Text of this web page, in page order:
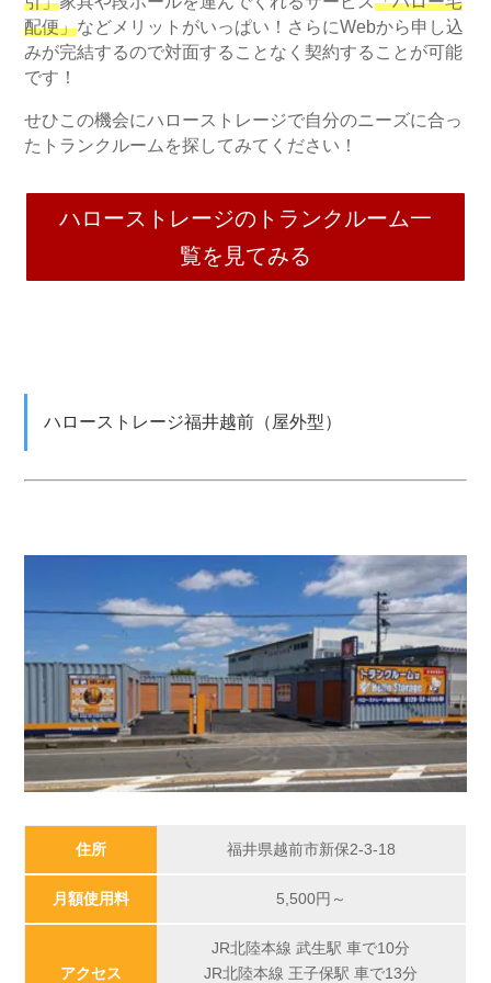
配便」などメリットがいっぱい！さらにWebから申し込
みが完結するので対面することなく契約することが可能
です！
せひこの機会にハローストレージで自分のニーズに合っ
たトランクルームを探してみてください！
ハローストレージのトランクルーム一
覧を見てみる
ハローストレージ福井越前（屋外型）
住所 福井県越前市新保2-3-18
月額使用料 5,500円～
アクセス
JR北陸本線 武生駅 車で10分
JR北陸本線 王子保駅 車で13分